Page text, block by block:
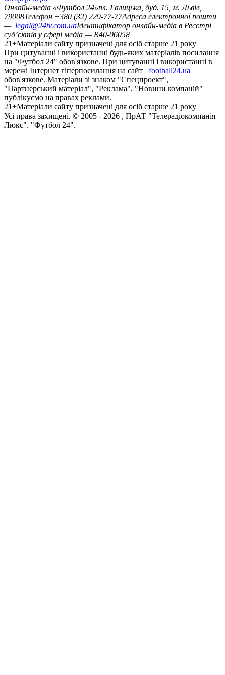
Онлайн-медіа «Футбол 24»пл. Галицька, буд. 15, м. Львів,
79008Телефон +380 (32) 229-77-77Адреса електронної пошти
— legal@24tv.com.uaІдентифікатор онлайн-медіа в Реєстрі
суб’єктів у сфері медіа — R40-06058
21+Матеріали сайту призначені для осіб старше 21 року
При цитуванні і використанні будь-яких матеріалів посилання
на "Футбол 24" обов'язкове. При цитуванні і використанні в
мережі Інтернет гіперпосилання на сайт
football24.ua
обов'язкове. Матеріали зі знаком "Спецпроект",
"Партнерський матеріал", "Реклама", "Новини компаній"
публікуємо на правах реклами.
21+Матеріали сайту призначені для осіб старше 21 року
Усi права захищенi. © 2005 - 2026 , ПрАТ "Телерадіокомпанія
Люкс". "Футбол 24".